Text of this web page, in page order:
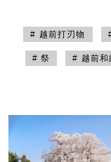
# 越前打刃物
# 祭 # 越前和